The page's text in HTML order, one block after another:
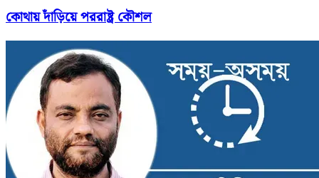
কোথায় দাঁড়িয়ে পররাষ্ট্র কৌশল